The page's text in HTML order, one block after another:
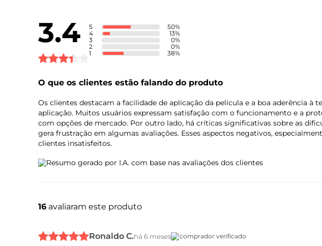
3.4 5 50%
4
13%
3
0%
2
0%
1
38%
O que os clientes estão falando do produto
Os clientes destacam a facilidade de aplicação da película e a boa aderência à
aplicação. Muitos usuários expressam satisfação com o funcionamento e a
com opções de mercado. Por outro lado, há críticas significativas sobre as
gera frustração em algumas avaliações. Esses aspectos negativos,
clientes insatisfeitos.
Resumo gerado por I.A. com base nas avaliações dos clientes
16 avaliaram este produto
Ronaldo C.há 6 meses comprador verificado